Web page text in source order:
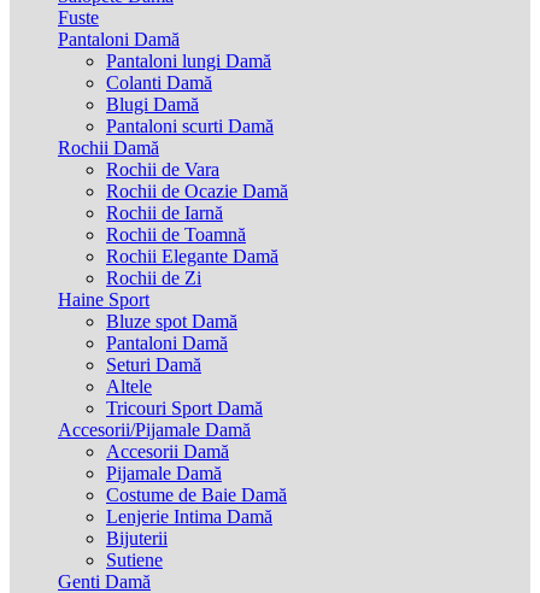
Fuste
Pantaloni Damă
Pantaloni lungi Damă
Colanti Damă
Blugi Damă
Pantaloni scurti Damă
Rochii Damă
Rochii de Vara
Rochii de Ocazie Damă
Rochii de Iarnă
Rochii de Toamnă
Rochii Elegante Damă
Rochii de Zi
Haine Sport
Bluze spot Damă
Pantaloni Damă
Seturi Damă
Altele
Tricouri Sport Damă
Accesorii/Pijamale Damă
Accesorii Damă
Pijamale Damă
Costume de Baie Damă
Lenjerie Intima Damă
Bijuterii
Sutiene
Genti Damă